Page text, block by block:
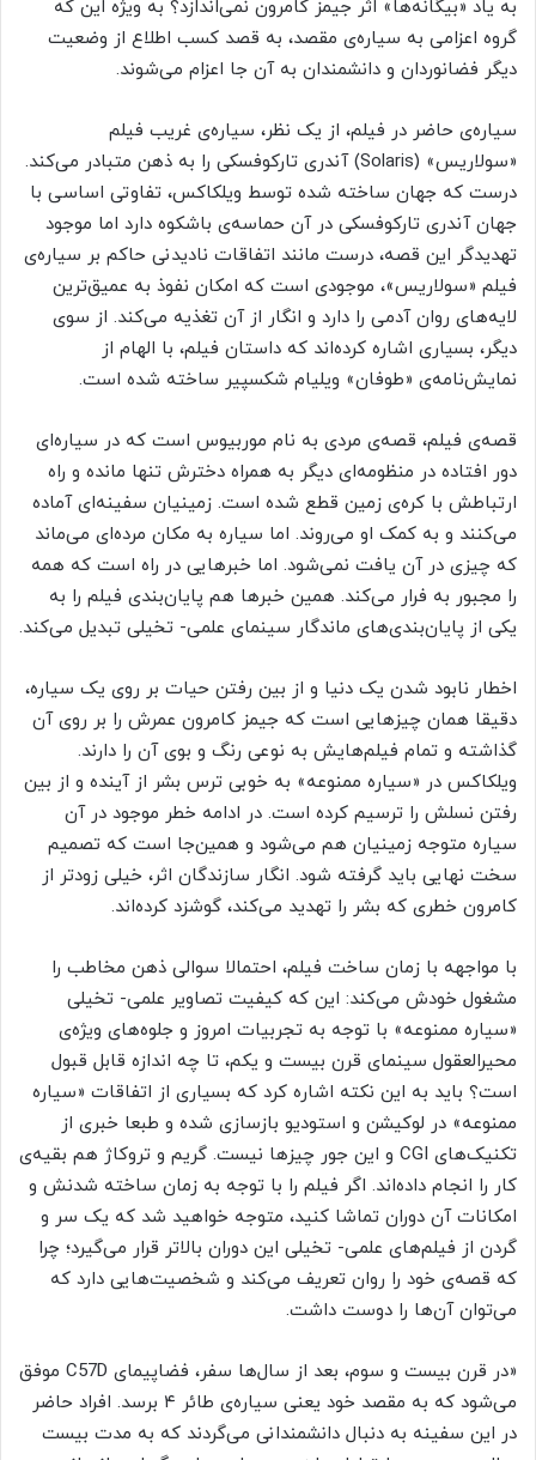
به یاد «بیگانه‌ها» اثر جیمز کامرون نمی‌اندازد؟ به ویژه این که
گروه اعزامی به سیاره‌ی مقصد، به قصد کسب اطلاع از وضعیت
دیگر فضانوردان و دانشمندان به آن جا اعزام می‌شوند.
سیاره‌ی حاضر در فیلم، از یک نظر، سیاره‌ی غریب فیلم
«سولاریس» (Solaris) آندری تارکوفسکی را به ذهن متبادر می‌کند.
درست که جهان ساخته شده توسط ویلکاکس، تفاوتی اساسی با
جهان آندری تارکوفسکی در آن حماسه‌ی باشکوه دارد اما موجود
تهدیدگر این قصه، درست مانند اتفاقات نادیدنی حاکم بر سیاره‌ی
فیلم «سولاریس»، موجودی است که امکان نفوذ به عمیق‌ترین
لایه‌‌های روان آدمی را دارد و انگار از آن تغذیه می‌کند. از سوی
دیگر، بسیاری اشاره کرده‌اند که داستان فیلم، با الهام از
نمایش‌نامه‌ی «طوفان» ویلیام شکسپیر ساخته شده است.
قصه‌ی فیلم، قصه‌ی مردی به نام موربیوس است که در سیاره‌ای
دور افتاده در منظومه‌ای دیگر به همراه دخترش تنها مانده و راه
ارتباطش با کره‌ی زمین قطع شده است. زمینیان سفینه‌ای آماده
می‌کنند و به کمک او می‌روند. اما سیاره به مکان مرده‌ای می‌ماند
که چیزی در آن یافت نمی‌شود. اما خبرهایی در راه است که همه
را مجبور به فرار می‌کند. همین خبرها هم پایان‌بندی فیلم را به
یکی از پایان‌بندی‌های ماندگار سینمای علمی- تخیلی تبدیل می‌کند.
اخطار نابود شدن یک دنیا و از بین رفتن حیات بر روی یک سیاره،
دقیقا همان چیزهایی است که جیمز کامرون عمرش را بر روی آن
گذاشته و تمام فیلم‌هایش به نوعی رنگ و بوی آن را دارند.
ویلکاکس در «سیاره ممنوعه» به خوبی ترس بشر از آینده و از بین
رفتن نسلش را ترسیم کرده است. در ادامه خطر موجود در آن
سیاره متوجه زمینیان هم می‌شود و همین‌جا است که تصمیم
سخت نهایی باید گرفته شود. انگار سازندگان اثر، خیلی زودتر از
کامرون خطری که بشر را تهدید می‌کند، گوشزد کرده‌اند.
با مواجهه با زمان ساخت فیلم، احتمالا سوالی ذهن مخاطب را
مشغول خودش می‌کند: این که کیفیت تصاویر علمی- تخیلی
«سیاره ممنوعه» با توجه به تجربیات امروز و جلوه‌های ویژه‌ی
محیرالعقول سینمای قرن بیست و یکم، تا چه اندازه قابل قبول
است؟ باید به این نکته اشاره کرد که بسیاری از اتفاقات «سیاره
ممنوعه» در لوکیشن و استودیو بازسازی شده و طبعا خبری از
تکنیک‌‌های CGI و این جور چیزها نیست. گریم و تروکاژ هم بقیه‌ی
کار را انجام داده‌اند. اگر فیلم را با توجه به زمان ساخته شدنش و
امکانات آن دوران تماشا کنید، متوجه خواهید شد که یک سر و
گردن از فیلم‌های علمی- تخیلی این دوران بالاتر قرار می‌گیرد؛ چرا
که قصه‌ی خود را روان تعریف می‌کند و شخصیت‌هایی دارد که
می‌توان آن‌ها را دوست داشت.
«در قرن بیست و سوم، بعد از سال‌ها سفر، فضاپیمای C57D موفق
می‌شود که به مقصد خود یعنی سیاره‌ی طائر ۴ برسد. افراد حاضر
در این سفینه به دنبال دانشمندانی می‌گردند که به مدت بیست